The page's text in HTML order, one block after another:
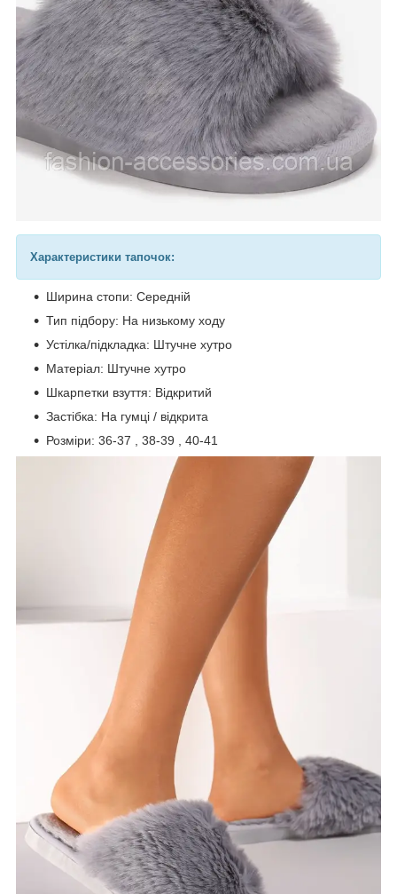
Характеристики тапочок:
Ширина стопи: Середній
Тип підбору: На низькому ходу
Устілка/підкладка: Штучне хутро
Матеріал: Штучне хутро
Шкарпетки взуття: Відкритий
Застібка: На гумці / відкрита
Розміри: 36-37 , 38-39 , 40-41